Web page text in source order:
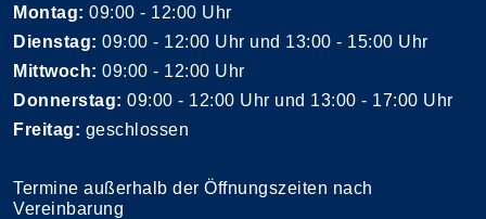
Montag: 09:00 - 12:00 Uhr
Dienstag: 09:00 - 12:00 Uhr und 13:00 - 15:00 Uhr
Mittwoch: 09:00 - 12:00 Uhr
Donnerstag: 09:00 - 12:00 Uhr und 13:00 - 17:00 Uhr
Freitag: geschlossen
Termine außerhalb der Öffnungszeiten nach
Vereinbarung